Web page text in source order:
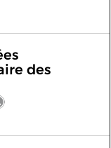
des